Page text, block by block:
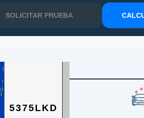
SOLICITAR PRUEBA
5375LKD